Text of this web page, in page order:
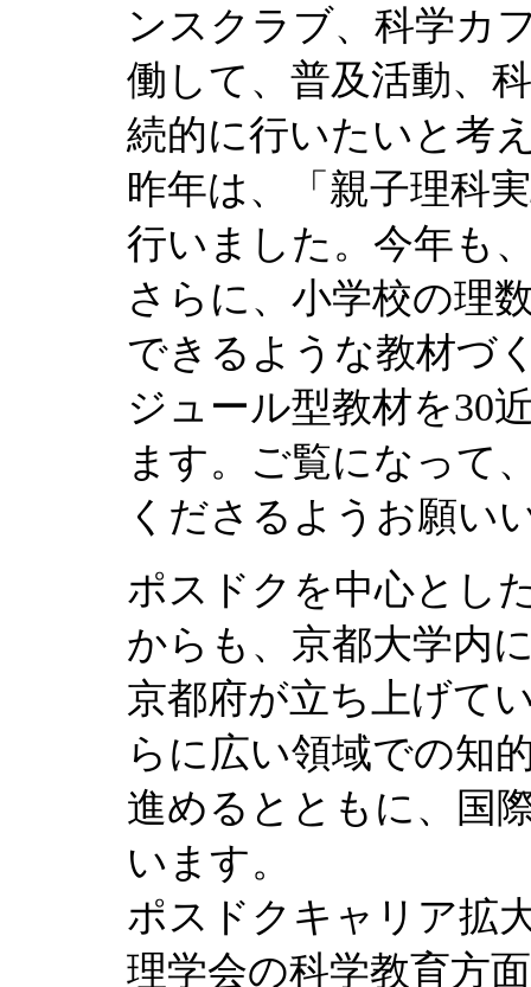
ンスクラブ、科学カ
働して、普及活動、
続的に行いたいと考
昨年は、「親子理科
行いました。今年も
さらに、小学校の理
できるような教材づ
ジュール型教材を30
ます。ご覧になって
くださるようお願い
ポスドクを中心とし
からも、京都大学内
京都府が立ち上げて
らに広い領域での知
進めるとともに、国
います。
ポスドクキャリア拡
理学会の科学教育方